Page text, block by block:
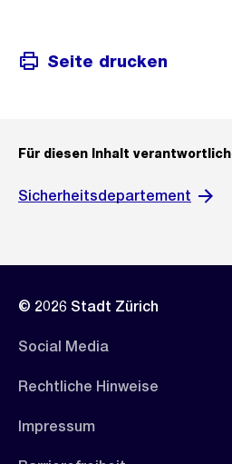
Seite drucken
Für diesen Inhalt verantwortlich
Sicherheitsdepartement
© 2026 Stadt Zürich
Social Media
Rechtliche Hinweise
Impressum